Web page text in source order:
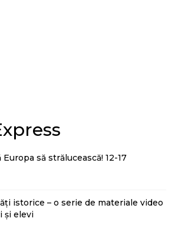
Europa să strălucească! 12-17
istorice – o serie de materiale video
și elevi